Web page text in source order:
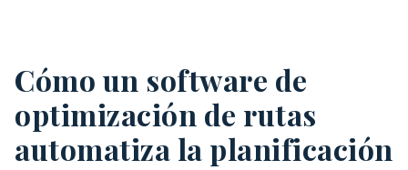
Cómo un software de
optimización de rutas
automatiza la planificación